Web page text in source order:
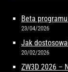
Beta
23/04/2026
Jak
20/02/2026
ZW3D 2026 –